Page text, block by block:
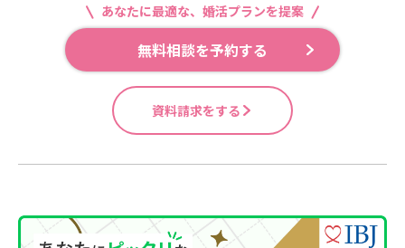
あなたに最適な、婚活プランを提案
無料相談を予約する
資料請求をする